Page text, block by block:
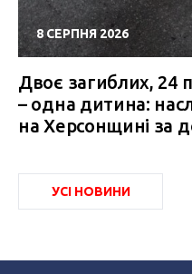
8 СЕРПНЯ 2026
Двоє загиблих, 24
– одна дитина:
на Херсонщині за
УСІ НОВИНИ